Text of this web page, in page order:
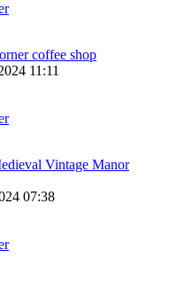
coffee shop
11:11
Vintage Manor
07:38